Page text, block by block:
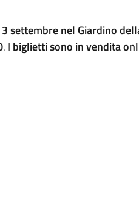
settembre nel Giardino
. I biglietti sono in vendita